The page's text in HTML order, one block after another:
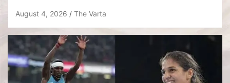
August 4, 2026 The Varta